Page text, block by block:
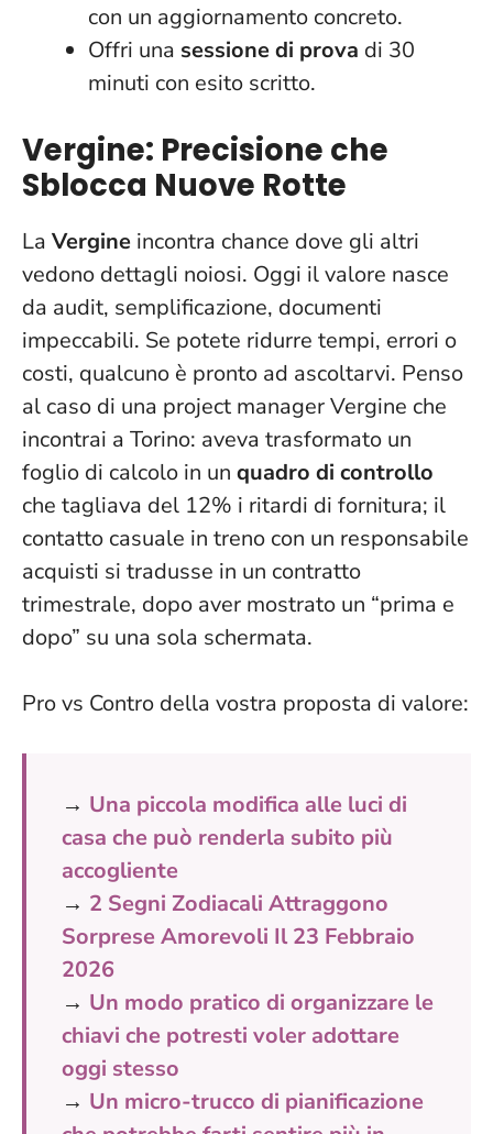
con un aggiornamento concreto.
Offri una sessione di prova di 30
minuti con esito scritto.
Vergine: Precisione che
Sblocca Nuove Rotte
La Vergine incontra chance dove gli altri
vedono dettagli noiosi. Oggi il valore nasce
da audit, semplificazione, documenti
impeccabili. Se potete ridurre tempi, errori o
costi, qualcuno è pronto ad ascoltarvi. Penso
al caso di una project manager Vergine che
incontrai a Torino: aveva trasformato un
foglio di calcolo in un quadro di controllo
che tagliava del 12% i ritardi di fornitura; il
contatto casuale in treno con un responsabile
acquisti si tradusse in un contratto
trimestrale, dopo aver mostrato un “prima e
dopo” su una sola schermata.
Pro vs Contro della vostra proposta di valore:
→ Una piccola modifica alle luci di
casa che può renderla subito più
accogliente
→ 2 Segni Zodiacali Attraggono
Sorprese Amorevoli Il 23 Febbraio
2026
→ Un modo pratico di organizzare le
chiavi che potresti voler adottare
oggi stesso
→ Un micro-trucco di pianificazione